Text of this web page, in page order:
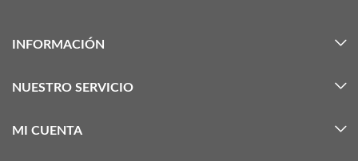
INFORMACIÓN
NUESTRO SERVICIO
MI CUENTA